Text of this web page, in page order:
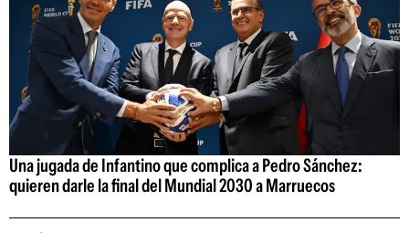
Una jugada de Infantino que complica a Pedro Sánchez:
quieren darle la final del Mundial 2030 a Marruecos